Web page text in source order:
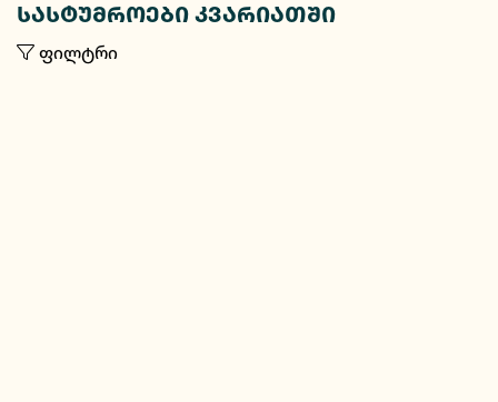
სასტუმროები კვარიათში
ფილტრი